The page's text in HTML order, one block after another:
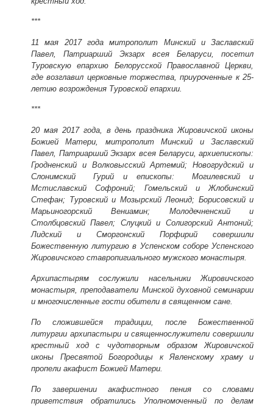
***
11 мая 2017 годамитрополит Минский и Заславский
Павел, Патриарший Экзарх всея Беларуси, посетил
Туровскую епархию Белорусской Православной Церкви,
где возглавил церковные торжества, приуроченные к 25-
летию возрождения Туровской епархии.
***
20 мая 2017 года, в день праздника Жировичской иконы
Божией Матери, митрополит Минский и Заславский
Павел, Патриарший Экзарх всея Беларуси, архиепископы:
Гродненский и Волковысский Артемий; Новогрудский и
Слонимский Гурий и епископы: Могилевский и
Мстиславский Софроний; Гомельский и Жлобинский
Стефан; Туровский и Мозырский Леонид; Борисовский и
Марьиногорский Вениамин; Молодечненский и
Столбцовский Павел; Слуцкий и Солигорский Антоний;
Лидский и Сморгонский Порфирий совершили
Божественную литургию в Успенском соборе Успенского
Жировичского ставропигиального мужского монастыря.
Архипастырям сослужили насельники Жировичского
монастыря, преподаватели Минской духовной семинарии
и многочисленные гости обители в священном сане.
По сложившейся традиции, после Божественной
литургии архипастыри и священнослужители совершили
крестный ход с чудотворным образом Жировичской
иконы Пресвятой Богородицы к Явленскому храму и
пропели акафист Божией Матери.
По завершении акафистного пения со словами
приветствия обратились Уполномоченный по делам